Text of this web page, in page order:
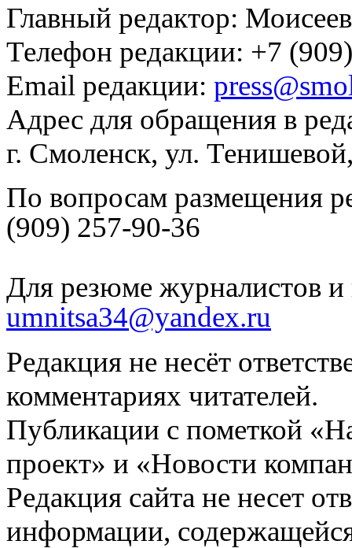
Главный редактор:
Телефон редакции: +7
Email редакции:
Адрес для обращения в
г. Смоленск, ул.
По вопросам размещения
(909) 257-90-36
Для резюме журналистов и
umnitsa34@yandex.ru
Редакция не несёт
комментариях читателей.
Публикации с пометкой
проект» и «Новости
Редакция сайта не несет
информации,